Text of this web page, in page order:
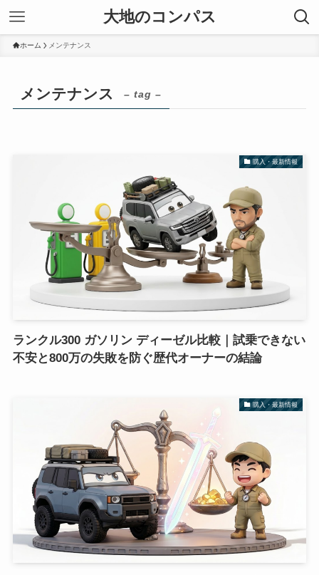
大地のコンパス
ホーム メンテナンス
メンテナンス – tag –
購入・最新情報
ランクル300 ガソリン ディーゼル比較｜試乗できない
不安と800万の失敗を防ぐ歴代オーナーの結論
購入・最新情報